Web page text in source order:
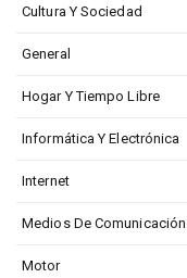
Cultura Y Sociedad
General
Hogar Y Tiempo Libre
Informática Y Electrónica
Internet
Medios De Comunicación
Motor